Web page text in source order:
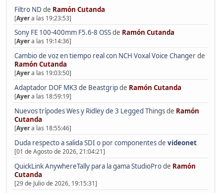
Filtro ND de Ramón Cutanda
[Ayera las 19:23:53]
Sony FE 100-400mm F5.6-8 OSSde Ramón Cutanda
[Ayera las 19:14:36]
Cambio de voz en tiempo real con NCH Voxal Voice Changerde
Ramón Cutanda
[Ayera las 19:03:50]
Adaptador DOF MK3 de Beastgripde Ramón Cutanda
[Ayera las 18:59:19]
Nuevos trípodes Wes y Ridley de 3 Legged Thingsde Ramón
Cutanda
[Ayera las 18:55:46]
Duda respecto a salida SDI o por componentesde videonet
[01 de Agosto de 2026, 21:04:21]
QuickLink AnywhereTally para la gama StudioProde Ramón
Cutanda
[29 de Julio de 2026, 19:15:31]